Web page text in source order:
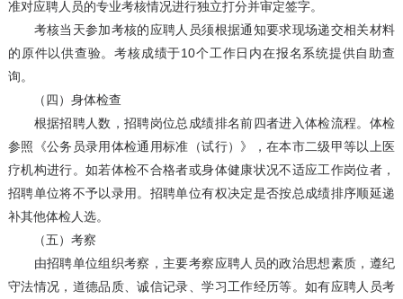
准对应聘人员的专业考核情况进行独立打分并审定签字。
考核当天参加考核的应聘人员须根据通知要求现场递交相关材料
的原件以供查验。考核成绩于10个工作日内在报名系统提供自助查
询。
（四）身体检查
根据招聘人数，招聘岗位总成绩排名前四者进入体检流程。体检
参照《公务员录用体检通用标准（试行）》，在本市二级甲等以上医
疗机构进行。如若体检不合格者或身体健康状况不适应工作岗位者，
招聘单位将不予以录用。招聘单位有权决定是否按总成绩排序顺延递
补其他体检人选。
（五）考察
由招聘单位组织考察，主要考察应聘人员的政治思想素质，遵纪
守法情况，道德品质、诚信记录、学习工作经历等。如有应聘人员考